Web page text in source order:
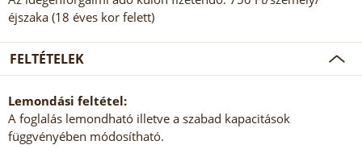
éjszaka (18 éves kor felett)
FELTÉTELEK
Lemondási feltétel:
A foglalás lemondható illetve a szabad kapacitások
függvényében módosítható.